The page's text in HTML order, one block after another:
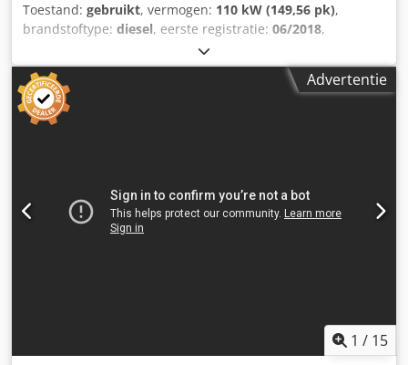
Toestand: gebruikt, vermogen: 110 kW (149,56 pk),
brandstoftype: diesel, eerste registratie: 06/2018,
, bedrijfsturen:
met draaikop EGSON – motor 110 kW – 1 x bak – leidingen
voor extra functies – airconditioning – steunplaat – 2 x
steunpoten – totaal gewicht 18.000 kg – = Meer informatie
= Bouwjaar: 2018 Aandrijving: wiel Leeggewicht: 17.930 kg
langs de A12-snelweg, in de buurt van de haven van
Antwerpen. Openingstijden: van maandag tot en met
vrijdag continu van 8.30 uur tot 19.00 uur.
Advertentie
1 / 15